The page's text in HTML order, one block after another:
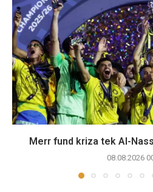
Merr fund kriza tek Al-
08.08.2026